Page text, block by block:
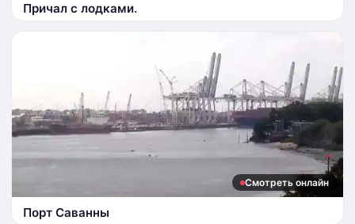
Причал с лодками.
Смотреть онлайн
Порт Саванны